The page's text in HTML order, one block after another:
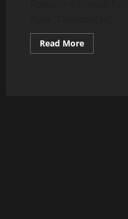
Read MoreRead
more